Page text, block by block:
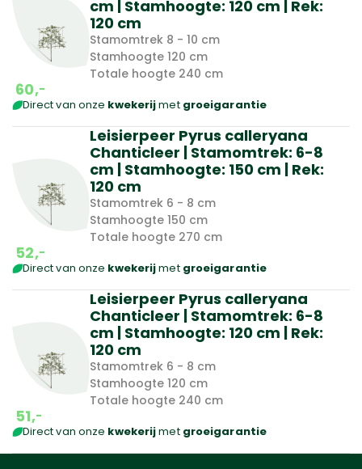
cm | Stamhoogte: 120 cm | Rek:
120 cm
Stamomtrek 8 - 10 cm
Stamhoogte 120 cm
Totale hoogte 240 cm
60,-
Direct van onze kwekerijmet groeigarantie
Leisierpeer Pyrus calleryana
Chanticleer | Stamomtrek: 6-8
cm | Stamhoogte: 150 cm | Rek:
120 cm
Stamomtrek 6 - 8 cm
Stamhoogte 150 cm
Totale hoogte 270 cm
52,-
Direct van onze kwekerijmet groeigarantie
Leisierpeer Pyrus calleryana
Chanticleer | Stamomtrek: 6-8
cm | Stamhoogte: 120 cm | Rek:
120 cm
Stamomtrek 6 - 8 cm
Stamhoogte 120 cm
Totale hoogte 240 cm
51,-
Direct van onze kwekerijmet groeigarantie